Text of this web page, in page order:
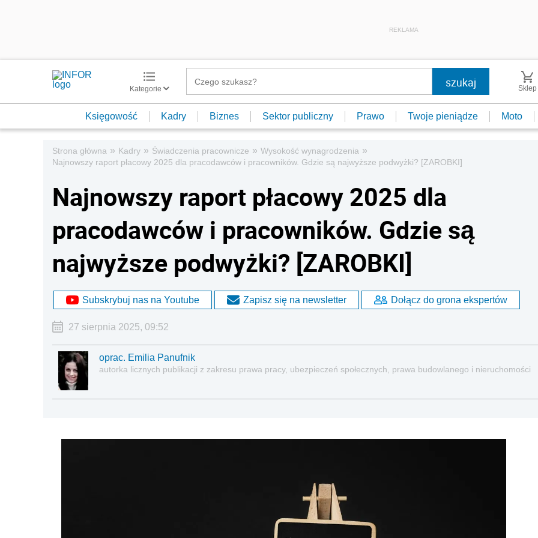
REKLAMA
Kategorie Sklep
Księgowość Kadry Biznes Sektor publiczny Prawo Twoje pieniądze Moto
Strona główna » Kadry » Świadczenia pracownicze » Wysokość wynagrodzenia »
Najnowszy raport płacowy 2025 dla pracodawców i pracowników. Gdzie są najwyższe podwyżki? [ZAROBKI]
Najnowszy raport płacowy 2025 dla
pracodawców i pracowników. Gdzie są
najwyższe podwyżki? [ZAROBKI]
Subskrybuj nas na Youtube Zapisz się na newsletter Dołącz do grona ekspertów
27 sierpnia 2025, 09:52
oprac. Emilia Panufnik
autorka licznych publikacji z zakresu prawa pracy, ubezpieczeń społecznych, prawa budowlanego i nieruchomości